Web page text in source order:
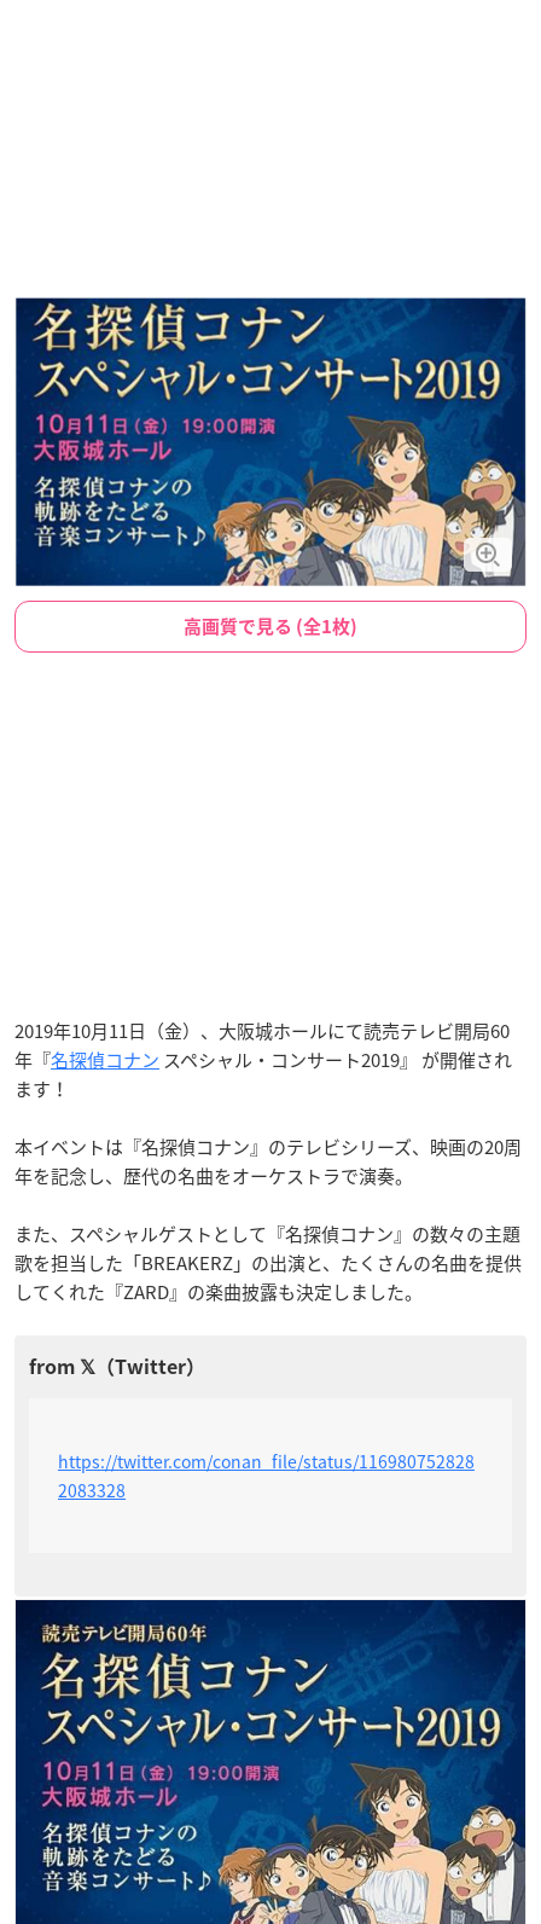
高画質で見る (全1枚)
2019年10月11日（金）、大阪城ホールにて読売テレビ開局60
年『名探偵コナン スペシャル・コンサート2019』 が開催され
ます！
本イベントは『名探偵コナン』のテレビシリーズ、映画の20周
年を記念し、歴代の名曲をオーケストラで演奏。
また、スペシャルゲストとして『名探偵コナン』の数々の主題
歌を担当した「BREAKERZ」の出演と、たくさんの名曲を提供
してくれた『ZARD』の楽曲披露も決定しました。
https://twitter.com/conan_file/status/116980752828
2083328